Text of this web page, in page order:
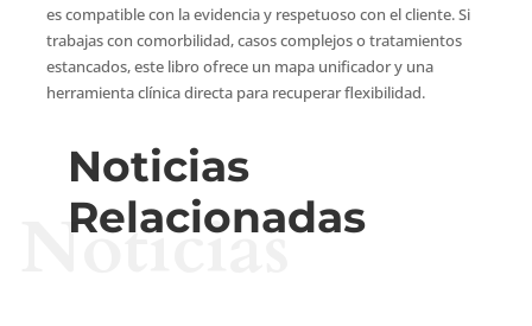
es compatible con la evidencia y respetuoso con el cliente. Si
trabajas con comorbilidad, casos complejos o tratamientos
estancados, este libro ofrece un mapa unificador y una
herramienta clínica directa para recuperar flexibilidad.
Noticias
Relacionadas
Noticias